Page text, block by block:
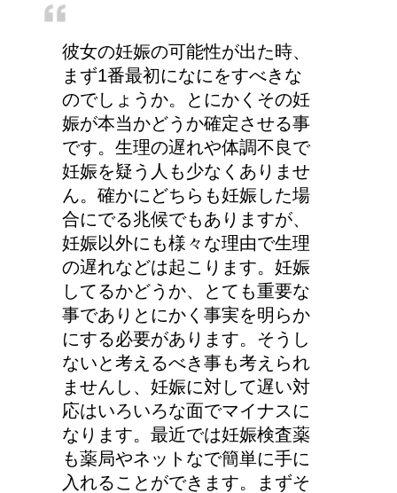
彼女の妊娠の可能性が出た時、
まず1番最初になにをすべきな
のでしょうか。とにかくその妊
娠が本当かどうか確定させる事
です。生理の遅れや体調不良で
妊娠を疑う人も少なくありませ
ん。確かにどちらも妊娠した場
合にでる兆候でもありますが、
妊娠以外にも様々な理由で生理
の遅れなどは起こります。妊娠
してるかどうか、とても重要な
事でありとにかく事実を明らか
にする必要があります。そうし
ないと考えるべき事も考えられ
ませんし、妊娠に対して遅い対
応はいろいろな面でマイナスに
なります。最近では妊娠検査薬
も薬局やネットなで簡単に手に
入れることができます。まずそ